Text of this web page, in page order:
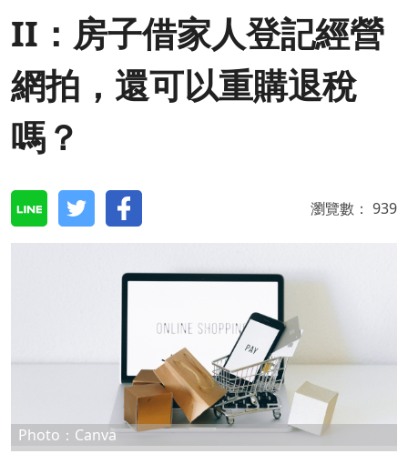
II：房子借家人登記經營
網拍，還可以重購退稅
嗎？
瀏覽數： 939
Photo：Canva